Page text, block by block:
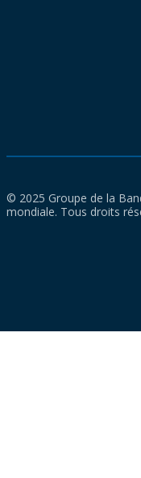
© 2025 Groupe de la
mondiale. Tous droits